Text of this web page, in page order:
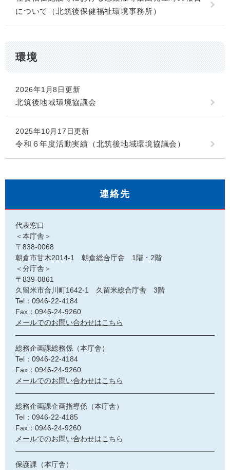
について（北筑後保健福祉環境事務所）
環境
2026年1月8日更新
北筑後地域環境協議会
2025年10月17日更新
令和６年度活動実績（北筑後地域環境協議会）
連絡先
代表窓口
＜本庁舎＞
〒838-0068
朝倉市甘木2014-1 朝倉総合庁舎 1階・2階
＜分庁舎＞
〒839-0861
久留米市合川町1642-1 久留米総合庁舎 3階
Tel：0946-22-4184
Fax：0946-24-9260
メールでのお問い合わせはこちら
総務企画課総務係（本庁舎）
Tel：0946-22-4184
Fax：0946-24-9260
メールでのお問い合わせはこちら
総務企画課企画指導係（本庁舎）
Tel：0946-22-4185
Fax：0946-24-9260
メールでのお問い合わせはこちら
保護課（本庁舎）